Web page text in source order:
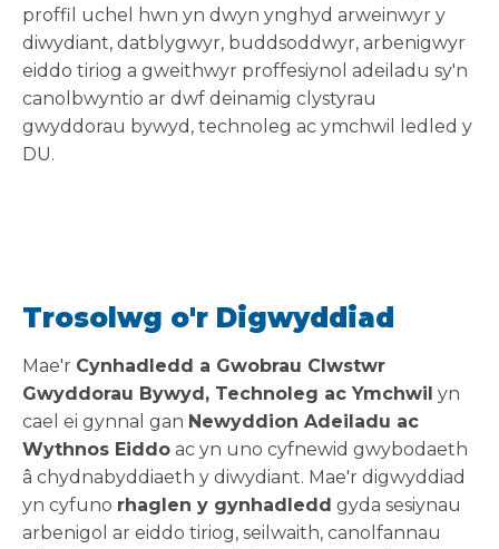
proffil uchel hwn yn dwyn ynghyd arweinwyr y
diwydiant, datblygwyr, buddsoddwyr, arbenigwyr
eiddo tiriog a gweithwyr proffesiynol adeiladu sy'n
canolbwyntio ar dwf deinamig clystyrau
gwyddorau bywyd, technoleg ac ymchwil ledled y
DU.
Trosolwg o'r Digwyddiad
Mae'r Cynhadledd a Gwobrau Clwstwr
Gwyddorau Bywyd, Technoleg ac Ymchwil yn
cael ei gynnal gan Newyddion Adeiladu ac
Wythnos Eiddo ac yn uno cyfnewid gwybodaeth
â chydnabyddiaeth y diwydiant. Mae'r digwyddiad
yn cyfuno rhaglen y gynhadledd gyda sesiynau
arbenigol ar eiddo tiriog, seilwaith, canolfannau